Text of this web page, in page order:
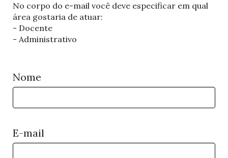
No corpo do e-mail você deve especificar em qual
área gostaria de atuar:
- Docente
- Administrativo
Nome
E-mail